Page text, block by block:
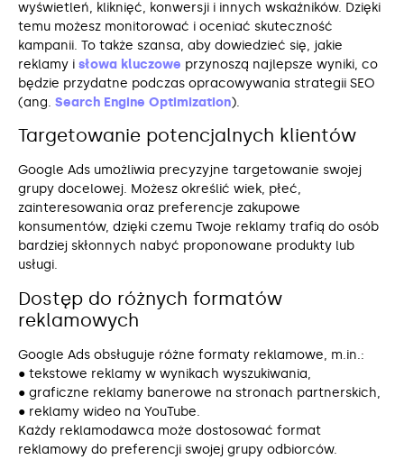
wyświetleń, kliknięć, konwersji i innych wskaźników. Dzięki
temu możesz monitorować i oceniać skuteczność
kampanii. To także szansa, aby dowiedzieć się, jakie
reklamy i słowa kluczowe przynoszą najlepsze wyniki, co
będzie przydatne podczas opracowywania strategii SEO
(ang. Search Engine Optimization).
Targetowanie potencjalnych klientów
Google Ads umożliwia precyzyjne targetowanie swojej
grupy docelowej. Możesz określić wiek, płeć,
zainteresowania oraz preferencje zakupowe
konsumentów, dzięki czemu Twoje reklamy trafią do osób
bardziej skłonnych nabyć proponowane produkty lub
usługi.
Dostęp do różnych formatów
reklamowych
Google Ads obsługuje różne formaty reklamowe, m.in.:
● tekstowe reklamy w wynikach wyszukiwania,
● graficzne reklamy banerowe na stronach partnerskich,
● reklamy wideo na YouTube.
Każdy reklamodawca może dostosować format
reklamowy do preferencji swojej grupy odbiorców.